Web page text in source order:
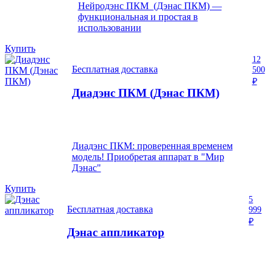
Нейродэнс ПКМ (Дэнас ПКМ) —
функциональная и простая в
использовании
Купить
Бесплатная доставка
Диадэнс ПКМ (Дэнас ПКМ)
Диадэнс ПКМ: проверенная временем
модель! Приобретая аппарат в "Мир
Дэнас"
12
500
₽
Купить
Бесплатная доставка
Дэнас аппликатор
5
999
₽